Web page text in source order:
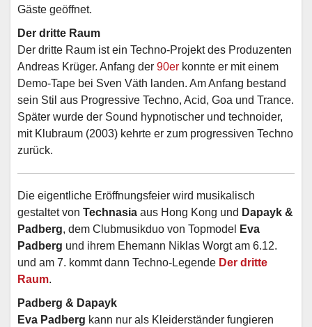
Gäste geöffnet.
Der dritte Raum
Der dritte Raum ist ein Techno-Projekt des Produzenten
Andreas Krüger. Anfang der 90er konnte er mit einem
Demo-Tape bei Sven Väth landen. Am Anfang bestand
sein Stil aus Progressive Techno, Acid, Goa und Trance.
Später wurde der Sound hypnotischer und technoider,
mit Klubraum (2003) kehrte er zum progressiven Techno
zurück.
Die eigentliche Eröffnungsfeier wird musikalisch
gestaltet von Technasia aus Hong Kong und Dapayk &
Padberg, dem Clubmusikduo von Topmodel
Eva
Padberg und ihrem Ehemann Niklas Worgt am 6.12.
und am 7. kommt dann Techno-Legende Der dritte
Raum.
Padberg & Dapayk
Eva Padberg kann nur als Kleiderständer fungieren